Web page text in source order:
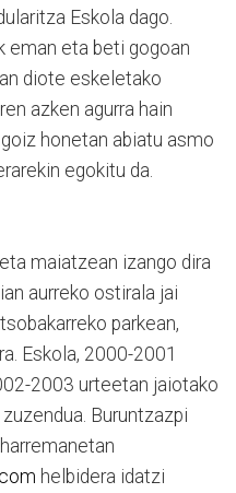
Eskola dago.
eman eta beti gogoan
diote eskeletako
azken agurra hain
honetan abiatu asmo
egokitu da.
maiatzean izango dira
aurreko ostirala jai
parkean,
Eskola, 2000-2001
2003 urteetan jaiotako
Buruntzazpi
helbidera idatzi